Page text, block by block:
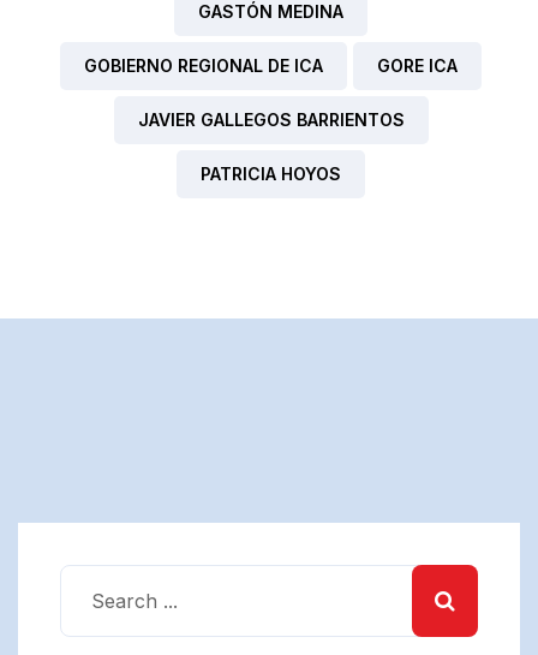
GASTÓN MEDINA
GOBIERNO REGIONAL DE ICA GORE ICA
JAVIER GALLEGOS BARRIENTOS
PATRICIA HOYOS